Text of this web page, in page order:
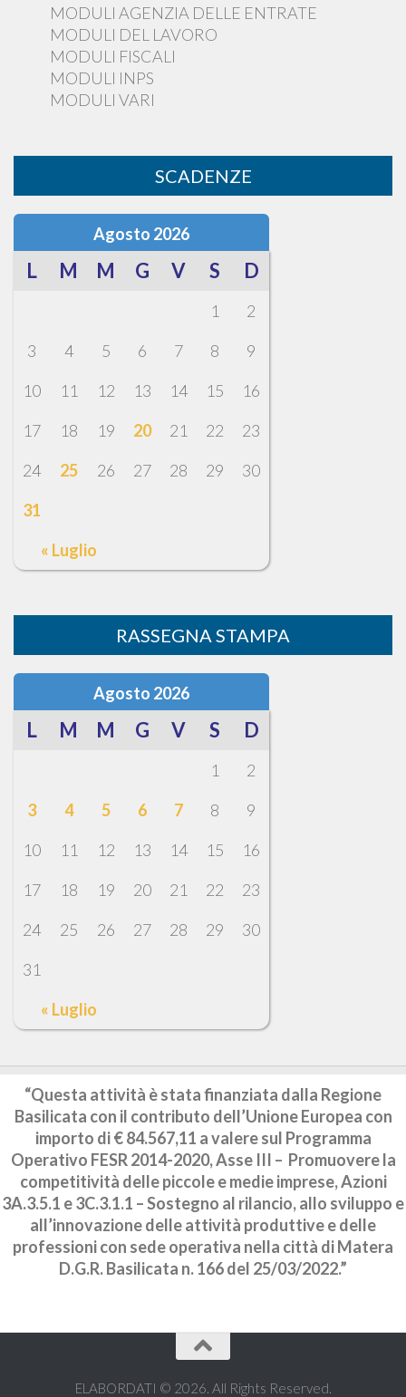
MODULI AGENZIA DELLE ENTRATE
MODULI DEL LAVORO
MODULI FISCALI
MODULI INPS
MODULI VARI
SCADENZE
Agosto 2026
L M M G V S D
« Luglio
1
2
3
4 5 6 7 8
9
10
11 12 13 14 15
16
17
18 19 20 21 22
23
24
25 26 27 28 29
30
31
RASSEGNA STAMPA
Agosto 2026
L M M G V S D
« Luglio
1
2
3
4 5 6 7 8
9
10
11 12 13 14 15
16
17
18 19 20 21 22
23
24
25 26 27 28 29
30
31
“Questa attività è stata finanziata dalla Regione
Basilicata con il contributo dell’Unione Europea con
importo di € 84.567,11 a valere sul Programma
Operativo FESR 2014-2020, Asse III – Promuovere la
competitività delle piccole e medie imprese, Azioni
3A.3.5.1 e 3C.3.1.1 – Sostegno al rilancio, allo sviluppo e
all’innovazione delle attività produttive e delle
professioni con sede operativa nella città di Matera
D.G.R. Basilicata n. 166 del 25/03/2022.”
ELABORDATI © 2026. All Rights Reserved.